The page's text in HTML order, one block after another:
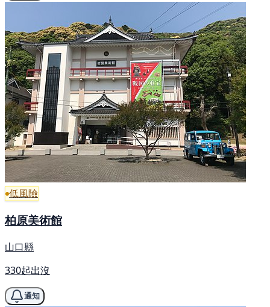
低風險
柏原美術館
山口縣
330起出沒
通知